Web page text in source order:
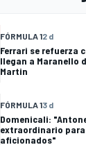
FÓRMULA 12 d
Ferrari se refuerza
llegan a Maranello
Martin
FÓRMULA 13 d
Domenicali:
extraordinario para
aficionados"